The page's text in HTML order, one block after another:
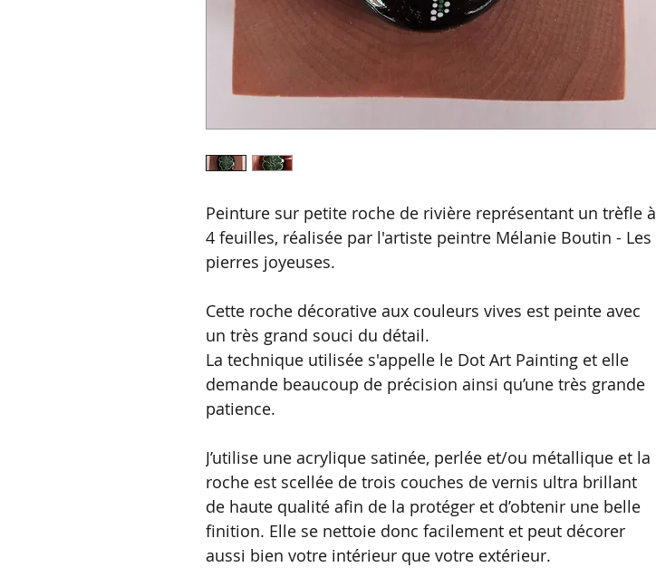
Peinture sur petite roche de rivière représentant un trèfle à
4 feuilles, réalisée par l'artiste peintre Mélanie Boutin - Les
pierres joyeuses.
Cette roche décorative aux couleurs vives est peinte avec
un très grand souci du détail.
La technique utilisée s'appelle le Dot Art Painting et elle
demande beaucoup de précision ainsi qu’une très grande
patience.
J’utilise une acrylique satinée, perlée et/ou métallique et la
roche est scellée de trois couches de vernis ultra brillant
de haute qualité afin de la protéger et d’obtenir une belle
finition. Elle se nettoie donc facilement et peut décorer
aussi bien votre intérieur que votre extérieur.